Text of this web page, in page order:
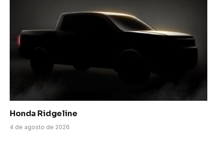
Honda Ridgeline
4 de agosto de 2026